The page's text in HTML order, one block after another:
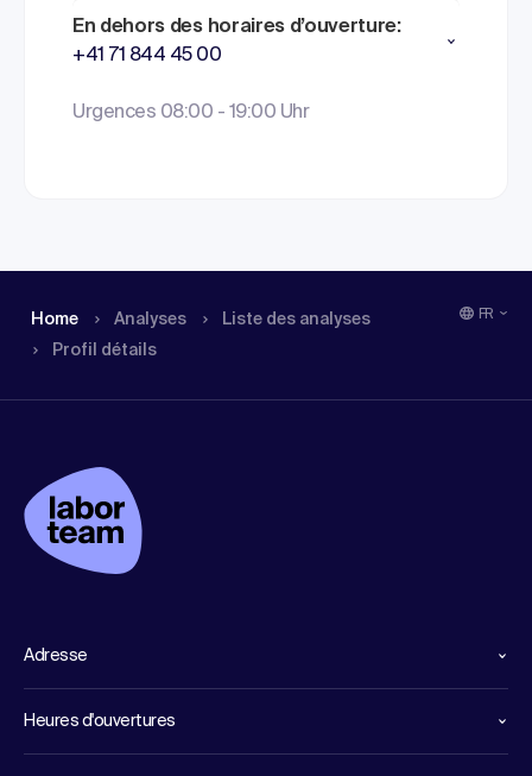
En dehors des horaires d’ouverture:
+41 71 844 45 00
Urgences 08:00 - 19:00 Uhr
Home Analyses
Liste des analyses
Profil détails
FR
Adresse
Heures d'ouvertures